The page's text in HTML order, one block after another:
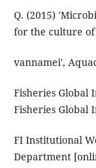
Q. (2015)
for the culture
vannamei',
Fisheries Global
Fisheries Global
FI Institutional
Department